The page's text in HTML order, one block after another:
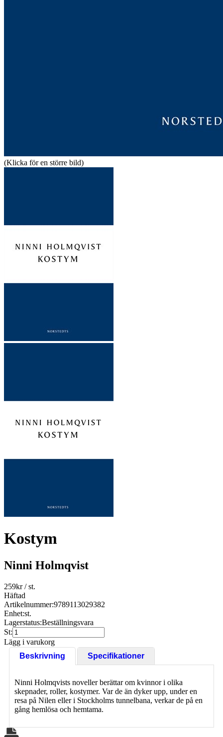
(Klicka för en större bild)
Kostym
Ninni Holmqvist
259kr/ st.
Häftad
Artikelnummer:9789113029382
Enhet:st.
Lagerstatus:Beställningsvara
St:
Lägg i varukorg
Beskrivning
Specifikationer
Ninni Holmqvists noveller berättar om kvinnor i olika
skepnader, roller, kostymer. Var de än dyker upp, under en
resa på Nilen eller i Stockholms tunnelbana, verkar de på en
gång hemlösa och hemtama.